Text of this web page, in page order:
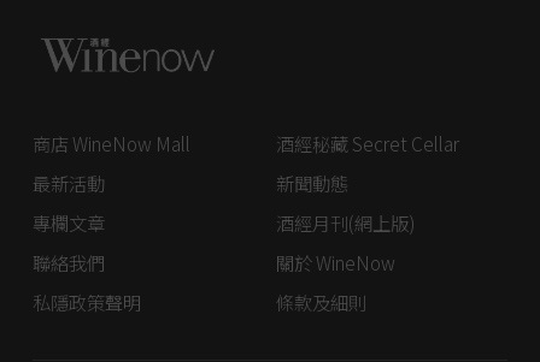
商店 WineNow Mall
酒經秘藏 Secret Cellar
最新活動
新聞動態
專欄文章
酒經月刊(網上版)
聯絡我們
關於 WineNow
私隱政策聲明
條款及細則